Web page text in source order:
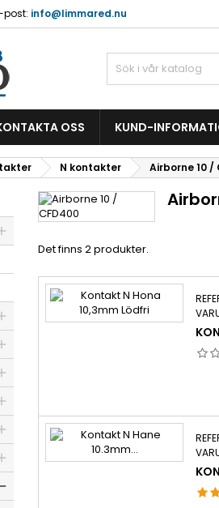
post: info@limmared.nu
OSS KUND-
N kontakter Airborne 10 /
Det finns 2 produkter.